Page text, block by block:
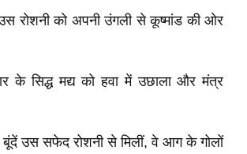
को अपनी उंगली से कूष्मांड की ओर
के सिद्ध मद्य को हवा में उछाला और मंत्र
बूंदें उस सफेद रोशनी से मिलीं, वे आग के गोलों